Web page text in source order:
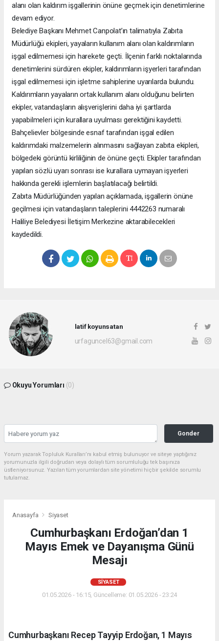
alanı olan kaldırım işgallerinin önüne geçmek için denetimlerine
devam ediyor.
Belediye Başkanı Mehmet Canpolat’ın talimatıyla Zabıta
Müdürlüğü ekipleri, yayaların kullanım alanı olan kaldırımların
işgal edilmemesi için harekete geçti. İlçenin farklı noktalarında
denetimlerini sürdüren ekipler, kaldırımların işyerleri tarafından
işgal edilmemesi için işletme sahiplerine uyarılarda bulundu.
Kaldırımların yayaların ortak kullanım alanı olduğunu belirten
ekipler, vatandaşların alışverişlerini daha iyi şartlarda
yapabilmeleri için kurallara uyulması gerektiğini kaydetti.
Bahçelievler bölgesinde esnaf tarafından işgal edilen
kaldırımdaki malzemelerin alınmasını sağlayan zabıta ekipleri,
bölgedeki görüntü kirliliğinin de önüne geçti. Ekipler tarafından
yapılan sözlü uyarı sonrası ise kurallara uymayan işyerleri
hakkında gerekli işlemlerin başlatılacağı belirtildi.
Zabıta Müdürlüğünden yapılan açıklamada, işgallerin önüne
geçilmesi için vatandaşların taleplerini 4442263 numaralı
Haliliye Belediyesi İletişim Merkezine aktarabilecekleri
kaydedildi.
latif koyunsatan
urfaguncel63@gmail.com
Okuyu Yorumları (0)
Gonder
Yorum yazarak Topluluk Kuralları’nı kabul etmiş bulunuyor ve siteye yaptığınız
yorumunuzla ilgili doğrudan veya dolaylı tüm sorumluluğu tek başınıza
üstleniyorsunuz. Yazılan tüm yorumlardan site yönetimi hiçbir şekilde sorumlu
tutulamaz.
Anasayfa Siyaset
Cumhurbaşkanı Erdoğan’dan 1
Mayıs Emek ve Dayanışma Günü
Mesajı
SIYASET
01.05.2026 - 16:15, Güncelleme: 01.05.2026 - 23:24
Cumhurbaşkanı Recep Tayyip Erdoğan, 1 Mayıs